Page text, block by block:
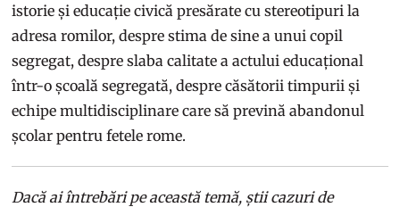
istorie și educație civică presărate cu stereotipuri la
adresa romilor, despre stima de sine a unui copil
segregat, despre slaba calitate a actului educațional
într-o școală segregată, despre căsătorii timpurii și
echipe multidisciplinare care să prevină abandonul
școlar pentru fetele rome.
Dacă ai întrebări pe această temă, știi cazuri de